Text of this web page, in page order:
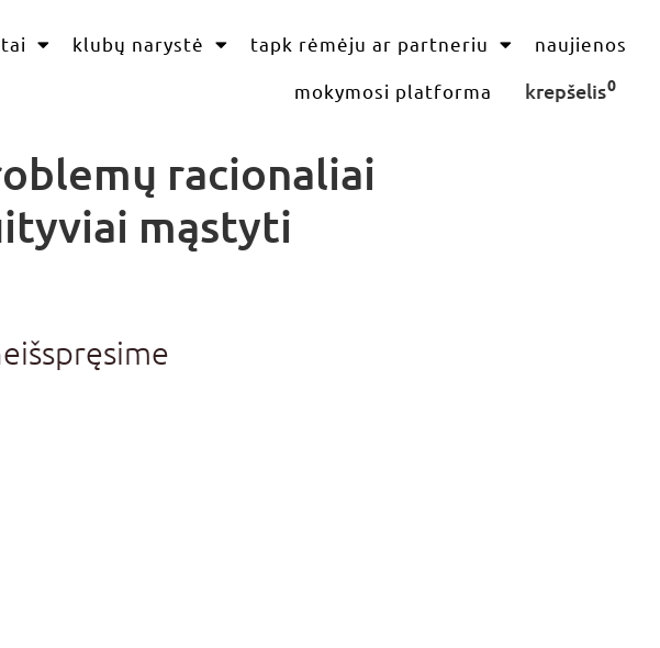
klubų narystė tapk rėmėju ar partneriu naujienos
mokymosi platforma krepšelis0
racionaliai
mąstyti